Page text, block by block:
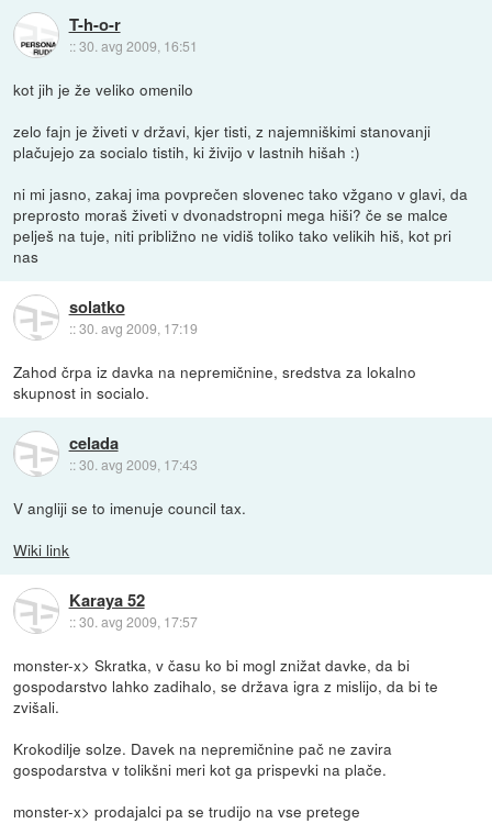
T-h-o-r
::30. avg 2009, 16:51
kot jih je že veliko omenilo
zelo fajn je živeti v državi, kjer tisti, z najemniškimi stanovanji
plačujejo za socialo tistih, ki živijo v lastnih hišah :)
ni mi jasno, zakaj ima povprečen slovenec tako vžgano v glavi, da
preprosto moraš živeti v dvonadstropni mega hiši? če se malce
pelješ na tuje, niti približno ne vidiš toliko tako velikih hiš, kot pri
nas
solatko
::30. avg 2009, 17:19
Zahod črpa iz davka na nepremičnine, sredstva za lokalno
skupnost in socialo.
celada
::30. avg 2009, 17:43
V angliji se to imenuje council tax.
Wiki link
Karaya 52
::30. avg 2009, 17:57
monster-x> Skratka, v času ko bi mogl znižat davke, da bi
gospodarstvo lahko zadihalo, se država igra z mislijo, da bi te
zvišali.
Krokodilje solze. Davek na nepremičnine pač ne zavira
gospodarstva v tolikšni meri kot ga prispevki na plače.
monster-x> prodajalci pa se trudijo na vse pretege